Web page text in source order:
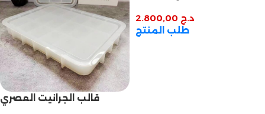
قالب الجرانيت العصري
د.ج
طلب المنتج